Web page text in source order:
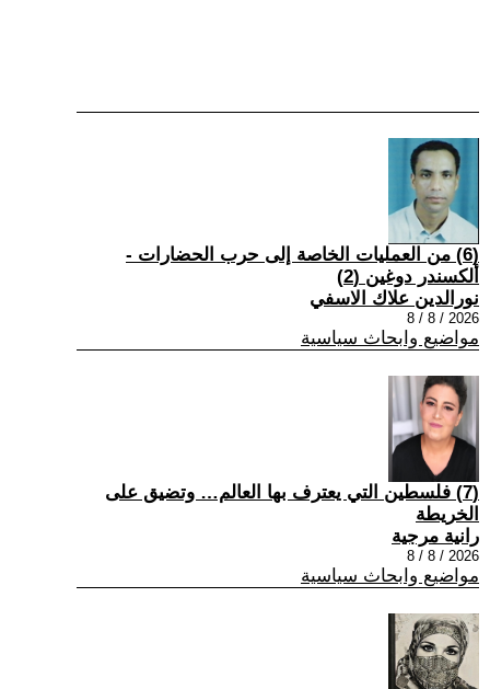
(6) من العمليات الخاصة إلى حرب الحضارات -
ألكسندر دوغين (2)
نورالدين علاك الاسفي
2026 / 8 / 8
مواضيع وابحاث سياسية
(7) فلسطين التي يعترف بها العالم… وتضيق على
الخريطة
رانية مرجية
2026 / 8 / 8
مواضيع وابحاث سياسية